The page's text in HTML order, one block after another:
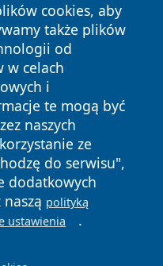
cookies, aby
także plików
od
w celach
i
te mogą być
naszych
ze
do serwisu",
dodatkowych
polityką
ustawienia .
prawa
Polityka
Cookies